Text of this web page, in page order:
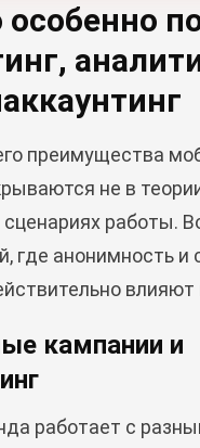
особенно
преимущества
не в
работы.
где анонимность и
влияют
кампании и
работает с